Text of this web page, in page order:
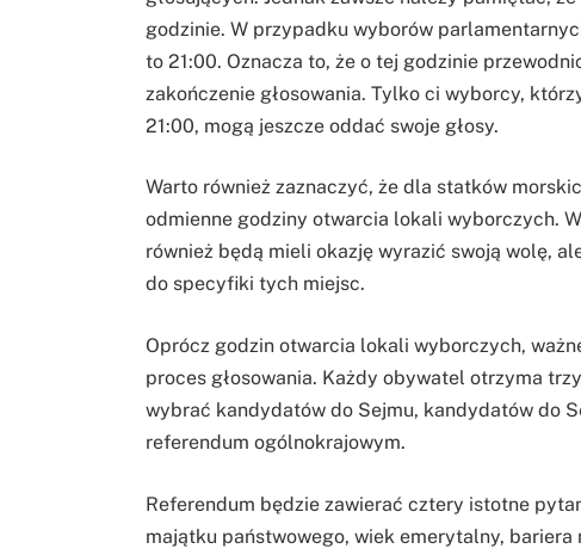
godzinie. W przypadku wyborów
to 21:00. Oznacza to, że o tej godzinie
zakończenie głosowania. Tylko ci wyborcy,
21:00, mogą jeszcze oddać swoje głosy.
Warto również zaznaczyć, że dla statków
odmienne godziny otwarcia lokali wyborczych.
również będą mieli okazję wyrazić swoją wolę,
do specyfiki tych miejsc.
Oprócz godzin otwarcia lokali wyborczych,
proces głosowania. Każdy obywatel otrzyma
wybrać kandydatów do Sejmu, kandydatów do
referendum ogólnokrajowym.
Referendum będzie zawierać cztery istotne
majątku państwowego, wiek emerytalny,